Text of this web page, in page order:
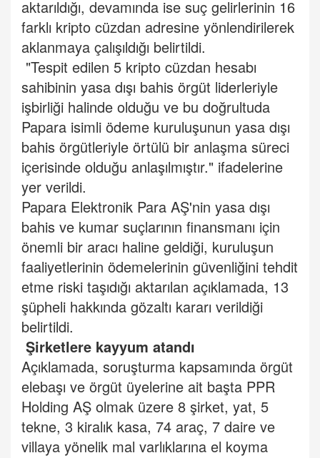
aktarıldığı, devamında ise suç gelirlerinin 16
farklı kripto cüzdan adresine yönlendirilerek
aklanmaya çalışıldığı belirtildi.
"Tespit edilen 5 kripto cüzdan hesabı
sahibinin yasa dışı bahis örgüt liderleriyle
işbirliği halinde olduğu ve bu doğrultuda
Papara isimli ödeme kuruluşunun yasa dışı
bahis örgütleriyle örtülü bir anlaşma süreci
içerisinde olduğu anlaşılmıştır." ifadelerine
yer verildi.
Papara Elektronik Para AŞ'nin yasa dışı
bahis ve kumar suçlarının finansmanı için
önemli bir aracı haline geldiği, kuruluşun
faaliyetlerinin ödemelerinin güvenliğini tehdit
etme riski taşıdığı aktarılan açıklamada, 13
şüpheli hakkında gözaltı kararı verildiği
belirtildi.
Şirketlere kayyum atandı
Açıklamada, soruşturma kapsamında örgüt
elebaşı ve örgüt üyelerine ait başta PPR
Holding AŞ olmak üzere 8 şirket, yat, 5
tekne, 3 kiralık kasa, 74 araç, 7 daire ve
villaya yönelik mal varlıklarına el koyma